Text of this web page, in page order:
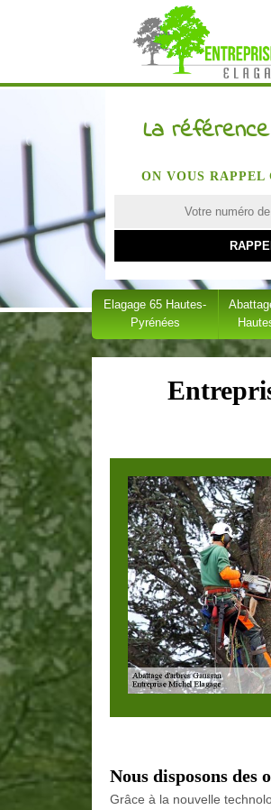
La
ON VOUS RAPPEL
Elagage 65 Hautes-
Pyrénées
Nous disposons
Grâce à la nouvelle